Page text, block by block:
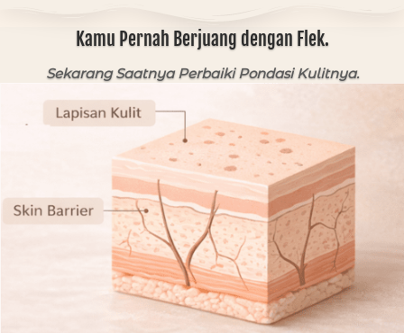
Kamu Pernah Berjuang dengan Flek.
Sekarang Saatnya Perbaiki Pondasi Kulitnya.